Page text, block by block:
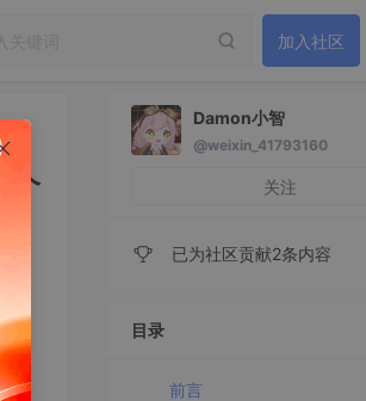
加入社区
个
Damon小智
@weixin_41793160
关注
已为社区贡献2条内容
目录
前言